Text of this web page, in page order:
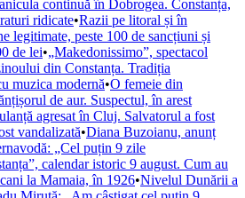
continuă în Dobrogea. Constanța,
ridicate•Razii pe litoral și în
legitimate, peste 100 de sancțiuni și
de lei•„Makedonissimo”, spectacol
din Constanța. Tradiția
muzica modernă•O femeie din
de aur. Suspectul, în arest
agresat în Cluj. Salvatorul a fost
vandalizată•Diana Buzoianu, anunț
„Cel puțin 9 zile
calendar istoric 9 august. Cum au
la Mamaia, în 1926•Nivelul Dunării a